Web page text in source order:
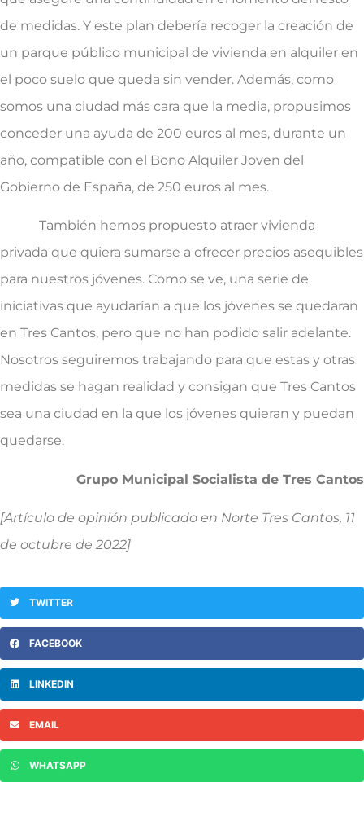
de medidas. Y este plan debería recoger la creación de
un parque público municipal de vivienda en alquiler en
el poco suelo que queda sin vender. Además, como
somos una ciudad más cara que la media, propusimos
conceder una ayuda de 200 euros al mes, durante un
año, compatible con el Bono Alquiler Joven del
Gobierno de España, de 250 euros al mes.
También hemos propuesto atraer vivienda
privada que quiera sumarse a ofrecer precios asequibles
para nuestros jóvenes. Como se ve, una serie de
iniciativas que ayudarían a que los jóvenes se quedaran
en Tres Cantos, pero que no han podido salir adelante.
Nosotros seguiremos trabajando para que estas y otras
medidas se hagan realidad y consigan que Tres Cantos
sea una ciudad en la que los jóvenes quieran y puedan
quedarse.
Grupo Municipal Socialista de Tres Cantos
[Artículo de opinión publicado en Norte Tres Cantos, 11
de octubre de 2022]
TWITTER
FACEBOOK
LINKEDIN
EMAIL
WHATSAPP